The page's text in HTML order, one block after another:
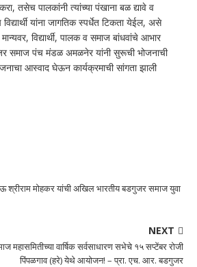
तसेच पालकांनी त्यांच्या पंखाना बळ द्यावे व
विद्यार्थी यांना जागतिक स्पर्धेत टिकता येईल, असे
विद्यार्थी, पालक व समाज बांधवांचे आभार
समाज पंच मंडळ अमळनेर यांनी सुरूची भोजनाची
आस्वाद घेऊन कार्यक्रमाची सांगता झाली
श्रीराम मोहकर यांची अखिल भारतीय बडगुजर समाज युवा
NEXT
महासमितीच्या वार्षिक सर्वसाधारण सभेचे १५ सप्टेंबर रोजी
पिंपळगाव (हरे) येथे आयोजन! – प्रा. एच. आर. बडगुजर